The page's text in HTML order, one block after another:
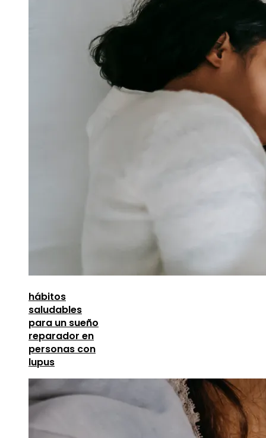
hábitos
saludables
para un sueño
reparador en
personas con
lupus